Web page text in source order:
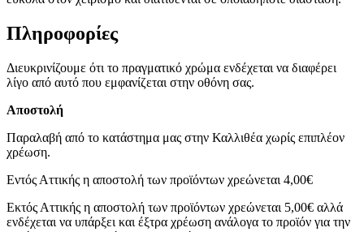
Πληροφορίες
Διευκρινίζουμε ότι το πραγματικό χρώμα ενδέχεται να διαφέρει
λίγο από αυτό που εμφανίζεται στην οθόνη σας.
Αποστολή
Παραλαβή από το κατάστημα μας στην Καλλιθέα χωρίς επιπλέον
χρέωση.
Εντός Αττικής η αποστολή των προϊόντων χρεώνεται 4,00€
Εκτός Αττικής η αποστολή των προϊόντων χρεώνεται 5,00€ αλλά
ενδέχεται να υπάρξει και έξτρα χρέωση ανάλογα το προϊόν για την